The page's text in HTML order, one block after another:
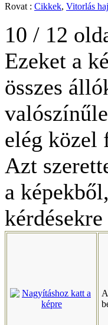
Rovat : Cikkek, Vitorlás
10 / 12
Ezeket a
összes
elég közel
Azt
a